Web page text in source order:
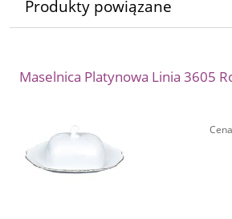
Produkty powiązane
Maselnica Platynowa Linia 3605